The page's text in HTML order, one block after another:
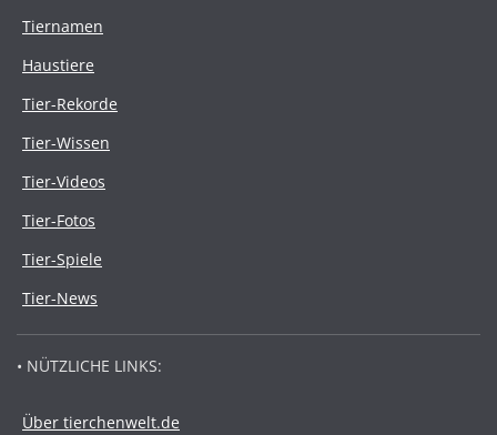
Tiernamen
Haustiere
Tier-Rekorde
Tier-Wissen
Tier-Videos
Tier-Fotos
Tier-Spiele
Tier-News
• NÜTZLICHE LINKS:
Über tierchenwelt.de